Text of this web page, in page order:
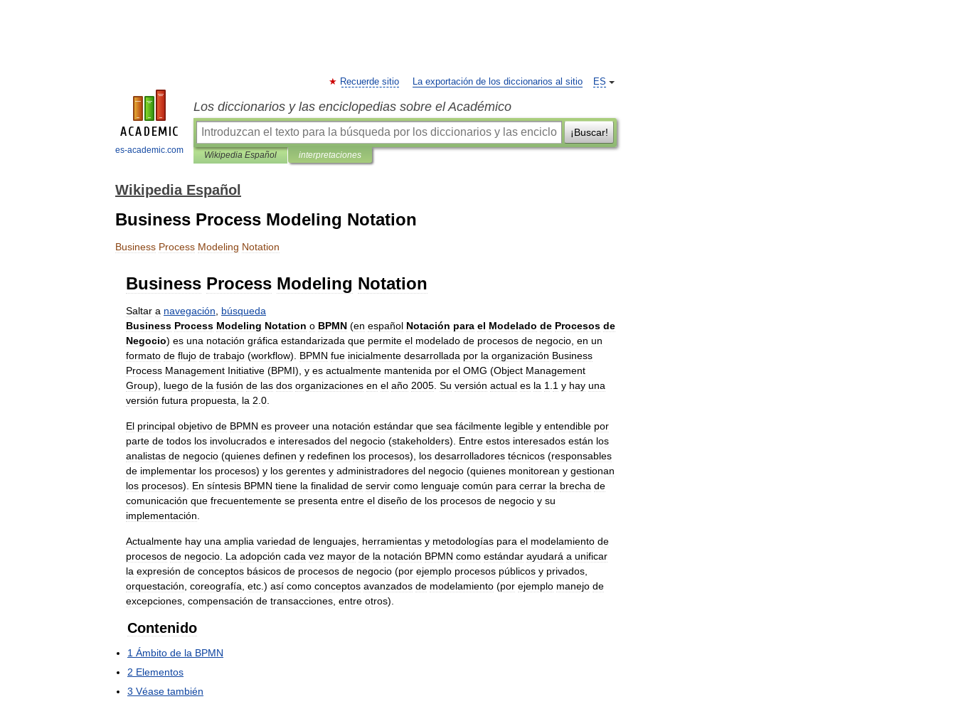
es-academic.com
ES
Recuerde sitio La exportación de los diccionarios al sitio
Los diccionarios y las enciclopedias sobre el Académico
¡Buscar!
Wikipedia Español interpretaciones
Wikipedia Español
Business Process Modeling Notation
Business Process Modeling Notation
Business Process Modeling Notation
Saltar a navegación
búsqueda
Business Process Modeling Notation o BPMN (en español Notación para el Modelado de Procesos de
Negocio) es una notación gráfica estandarizada que permite el modelado de procesos de negocio en un
formato de flujo de trabajo (workflow). BPMN fue inicialmente desarrollada por la organización Business
Process Management Initiative (BPMI), y es actualmente mantenida por el OMG (Object Management
Group), luego de la fusión de las dos organizaciones en el año 2005 Su versión actual es la 1 1 y hay una
versión futura propuesta la 2 0
El principal objetivo de BPMN es proveer una notación estándar que sea fácilmente legible y entendible por
parte de todos los involucrados e interesados del negocio (stakeholders). Entre estos interesados están los
analistas de negocio (quienes definen y redefinen los procesos), los desarrolladores técnicos (responsables
de implementar los procesos) y los gerentes y administradores del negocio (quienes monitorean y gestionan
los procesos). En síntesis BPMN tiene la finalidad de servir como lenguaje común para cerrar la brecha de
comunicación que frecuentemente se presenta entre el diseño de los procesos de negocio y su
implementación
Actualmente hay una amplia variedad de lenguajes herramientas y metodologías para el modelamiento de
procesos de negocio La adopción cada vez mayor de la notación BPMN como estándar ayudará a unificar
la expresión de conceptos básicos de procesos de negocio (por ejemplo procesos públicos y privados
orquestación coreografía etc .) así como conceptos avanzados de modelamiento (por ejemplo manejo de
excepciones compensación de transacciones entre otros).
Contenido
1 Ámbito de la BPMN
2 Elementos
3 Véase también